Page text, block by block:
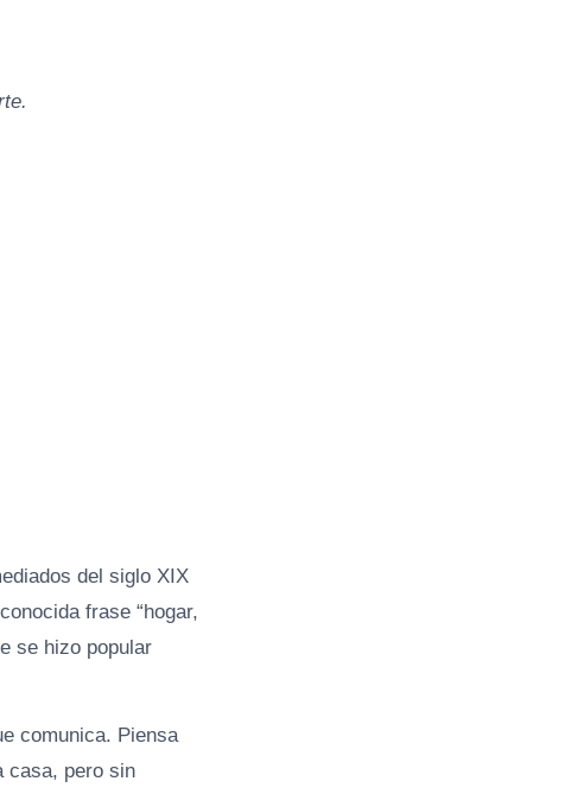
del siglo XIX
frase “hogar,
se hizo popular
comunica. Piensa
casa, pero sin